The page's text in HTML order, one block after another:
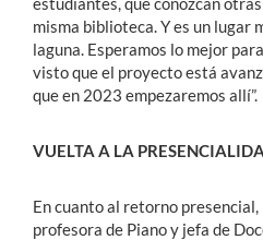
misma biblioteca. Y es un lugar
laguna. Esperamos lo mejor
visto que el proyecto está
que en 2023 empezaremos allí”.
VUELTA A LA
En cuanto al retorno
profesora de Piano y jefa de